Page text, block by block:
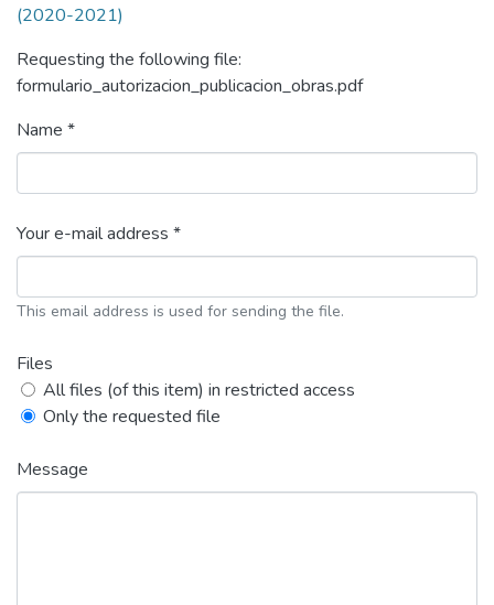
(2020-2021)
Requesting the following file:
formulario_autorizacion_publicacion_obras.pdf
Name *
Your e-mail address *
This email address is used for sending the file.
Files
All files (of this item) in restricted access
Only the requested file
Message